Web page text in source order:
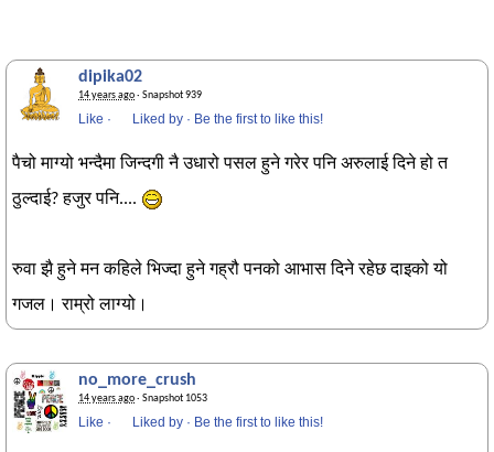
dipika02
14 years ago· Snapshot 939
Like · Liked by · Be the first to like this!
पैचो माग्यो भन्दैमा जिन्दगी नै उधारो पसल हुने गरेर पनि अरुलाई दिने हो त
ठुल्दाई? हजुर पनि....
रुवा झै हुने मन कहिले भिज्दा हुने गह्रौ पनको आभास दिने रहेछ दाइको यो
गजल। राम्रो लाग्यो।
no_more_crush
14 years ago· Snapshot 1053
Like · Liked by · Be the first to like this!